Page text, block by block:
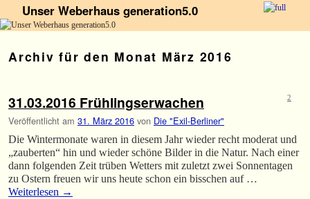
Unser Weberhaus generation5.0
Archiv für den Monat März 2016
31.03.2016 Frühlingserwachen
Veröffentlicht am 31. März 2016 von Die "Exil-Berliner"
2
Die Wintermonate waren in diesem Jahr wieder recht moderat und
„zauberten“ hin und wieder schöne Bilder in die Natur. Nach einer
dann folgenden Zeit trüben Wetters mit zuletzt zwei Sonnentagen
zu Ostern freuen wir uns heute schon ein bisschen auf …
Weiterlesen →